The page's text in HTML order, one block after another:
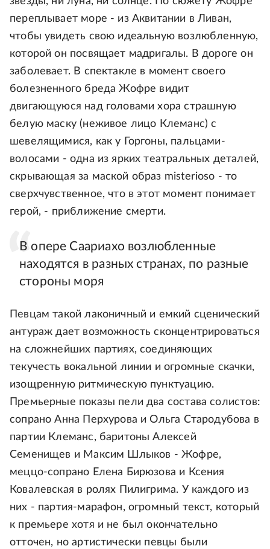
переплывает море - из Аквитании в Ливан,
чтобы увидеть свою идеальную возлюбленную,
которой он посвящает мадригалы. В дороге он
заболевает. В спектакле в момент своего
болезненного бреда Жофре видит
двигающуюся над головами хора страшную
белую маску (неживое лицо Клеманс) с
шевелящимися, как у Горгоны, пальцами-
волосами - одна из ярких театральных деталей,
скрывающая за маской образ misterioso - то
сверхчувственное, что в этот момент понимает
герой, - приближение смерти.
В опере Саариахо возлюбленные
находятся в разных странах, по разные
стороны моря
Певцам такой лаконичный и емкий сценический
антураж дает возможность сконцентрироваться
на сложнейших партиях, соединяющих
текучесть вокальной линии и огромные скачки,
изощренную ритмическую пунктуацию.
Премьерные показы пели два состава солистов:
сопрано Анна Перхурова и Ольга Стародубова в
партии Клеманс, баритоны Алексей
Семенищев и Максим Шлыков - Жофре,
меццо-сопрано Елена Бирюзова и Ксения
Ковалевская в ролях Пилигрима. У каждого из
них - партия-марафон, огромный текст, который
к премьере хотя и не был окончательно
отточен, но артистически певцы были